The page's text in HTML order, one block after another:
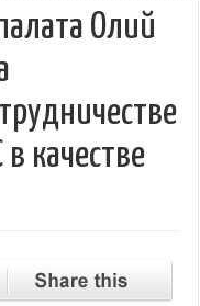
Олий
в качестве